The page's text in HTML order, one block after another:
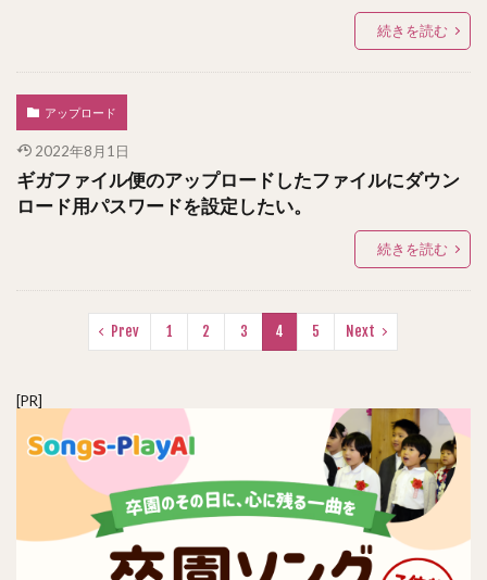
続きを読む
アップロード
2022年8月1日
ギガファイル便のアップロードしたファイルにダウン
ロード用パスワードを設定したい。
続きを読む
Prev 1 2 3 4 5 Next
[PR]